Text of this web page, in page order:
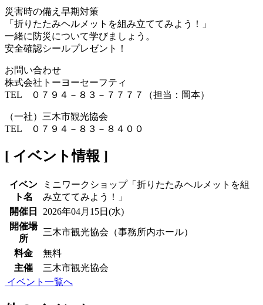
災害時の備え早期対策
「折りたたみヘルメットを組み立ててみよう！」
一緒に防災について学びましょう。
安全確認シールプレゼント！
お問い合わせ
株式会社トーヨーセーフティ
TEL ０７９４－８３－７７７７（担当：岡本）
（一社）三木市観光協会
TEL ０７９４－８３－８４００
[ イベント情報 ]
イベン
ト名
ミニワークショップ「折りたたみヘルメットを組
み立ててみよう！」
開催日
2026年04月15日(水)
開催場
所
三木市観光協会（事務所内ホール）
料金
無料
主催
三木市観光協会
イベント一覧へ